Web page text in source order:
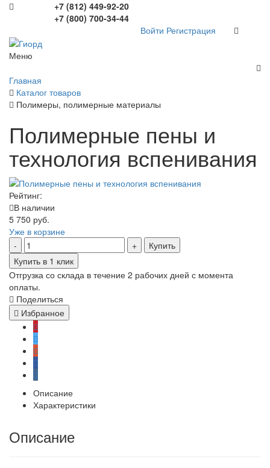
+7 (812) 449-92-20
+7 (800) 700-34-44
Войти Регистрация
Меню
Главная
Каталог товаров
Полимеры, полимерные материалы
Полимерные пены и
технология вспенивания
Рейтинг:
В наличии
5 750 руб.
Уже в корзине
Купить
Купить в 1 клик
Отгрузка со склада в течение 2 рабочих дней с момента
оплаты.
Поделиться
Избранное
Описание
Характеристики
Описание